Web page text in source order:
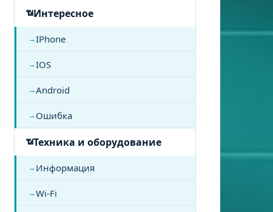
Интересное
IPhone
IOS
Android
Ошибка
Техника и оборудование
Информация
Wi-Fi